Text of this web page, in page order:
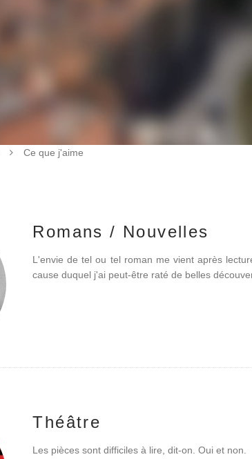
Ce que j'aime
Romans / Nouvelles
L'envie de tel ou tel roman me vient après
cause duquel j'ai peut-être raté de belles
Théâtre
Les pièces sont difficiles à lire, dit-on. Oui et non.